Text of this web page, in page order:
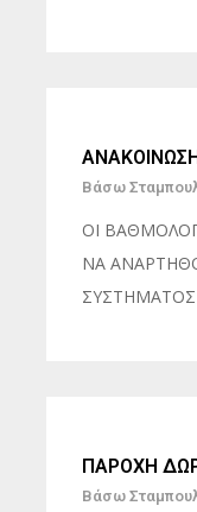
Βάσω
ΟΙ
ΝΑ
ΠΑΡΟΧΗ
Βάσω